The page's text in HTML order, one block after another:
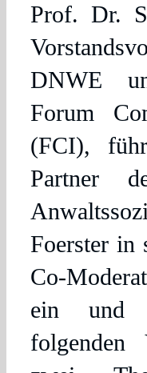
Prof. Dr.
DNWE
Forum
(FCI),
Partner
Foerster in
Co-
ein und